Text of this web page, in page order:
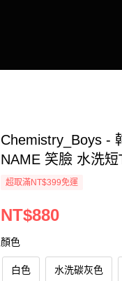
Chemistry_Boys -
NAME 笑臉 水洗
超取滿NT$399免運
NT$880
顏色
白色 水洗碳灰色